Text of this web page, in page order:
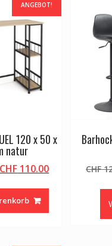
ANGEBOT!
120 x 50 x
natur
Ursprünglicher
war:
CHF 137.00
CHF 110.00AktuellerCHF